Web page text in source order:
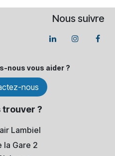
Nous suivre
​nous vous aider ?
nous
trouver ?
Lambiel
la Gare 2